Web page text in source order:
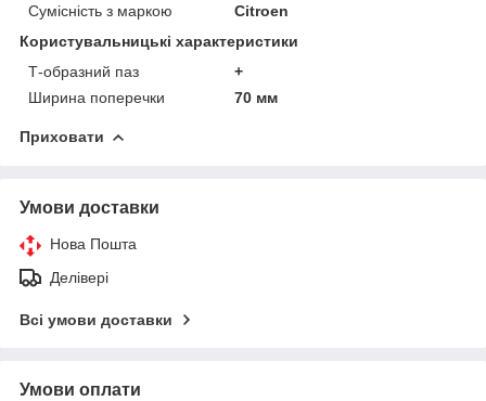
Сумісність з маркою
Citroen
Користувальницькі характеристики
Т-образний паз
+
Ширина поперечки
70 мм
Приховати
Умови доставки
Нова Пошта
Делівері
Всі умови доставки
Умови оплати